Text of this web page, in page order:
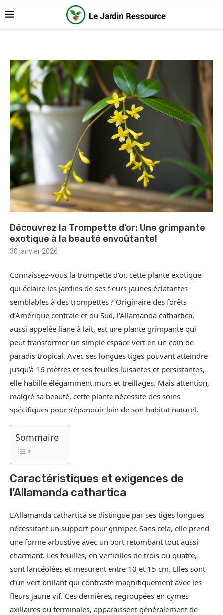
Découvrez la Trompette d’or: Une grimpante
exotique à la beauté envoûtante!
30 janvier 2026
Connaissez-vous la trompette d’or, cette plante exotique
qui éclaire les jardins de ses fleurs jaunes éclatantes
semblables à des trompettes ? Originaire des forêts
d’Amérique centrale et du Sud, l’Allamanda cathartica,
aussi appelée liane à lait, est une plante grimpante qui
peut transformer un simple espace vert en un coin de
paradis tropical. Avec ses longues tiges pouvant atteindre
jusqu’à 16 mètres et ses feuilles luisantes et persistantes,
elle habille élégamment murs et treillages. Mais attention,
malgré sa beauté, cette plante nécessite des soins
spécifiques pour s’épanouir loin de son habitat naturel.
Sommaire
Caractéristiques et exigences de
l’Allamanda cathartica
L’Allamanda cathartica se distingue par ses tiges longues
nécessitant un support pour grimper. Sans cela, elle prend
une forme arbustive avec un port retombant tout aussi
charmant. Les feuilles, en verticilles de trois ou quatre,
sont lancéolées et mesurent entre 10 et 15 cm. Elles sont
d’un vert brillant qui contraste magnifiquement avec les
fleurs jaune vif. Ces dernières, regroupées en cymes
axillaires ou terminales, apparaissent généralement de